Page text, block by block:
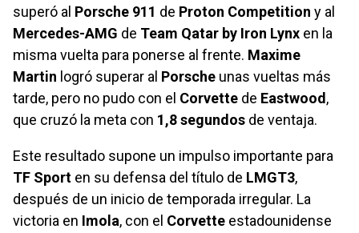
superó al Porsche 911 de Proton Competition y al
Mercedes-AMG de Team Qatar by Iron Lynx en la
misma vuelta para ponerse al frente. Maxime
Martin logró superar al Porsche unas vueltas más
tarde, pero no pudo con el Corvette de Eastwood,
que cruzó la meta con 1,8 segundos de ventaja.
Este resultado supone un impulso importante para
TF Sport en su defensa del título de LMGT3,
después de un inicio de temporada irregular. La
victoria en Imola, con el Corvette estadounidense